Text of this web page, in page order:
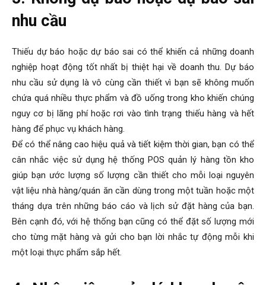
nhu cầu
Thiếu dự báo hoặc dự báo sai có thể khiến cả những doanh
nghiệp hoạt động tốt nhất bị thiệt hại về doanh thu. Dự báo
nhu cầu sử dụng là vô cùng cần thiết vì bạn sẽ không muốn
chứa quá nhiều thực phẩm và đồ uống trong kho khiến chúng
nguy cơ bị lãng phí hoặc rơi vào tình trạng thiếu hàng và hết
hàng để phục vụ khách hàng.
Để có thể nâng cao hiệu quả và tiết kiệm thời gian, bạn có thể
cân nhắc việc sử dụng hệ thống POS quản lý hàng tồn kho
giúp bạn ước lượng số lượng cần thiết cho mỗi loại nguyên
vật liệu nhà hàng/quán ăn cần dùng trong một tuần hoặc một
tháng dựa trên những báo cáo và lịch sử đặt hàng của bạn.
Bên cạnh đó, với hệ thống bạn cũng có thể đặt số lượng mới
cho từng mặt hàng và gửi cho bạn lời nhắc tự động mỗi khi
một loại thực phẩm sắp hết.